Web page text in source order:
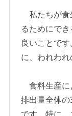
私たちが食
るためにで
良いことで
に、われわれ
食料生産に
排出量全体